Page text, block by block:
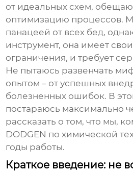
от идеальных схем,
оптимизацию процессов.
панацеей от всех бед,
инструмент, она имеет
ограничения, и требует
Не пытаюсь развенчать
опытом – от успешных
болезненных ошибок. В
постараюсь максимально
рассказать о том, что мы,
DODGEN по химической
годы работы.
Краткое введение: не